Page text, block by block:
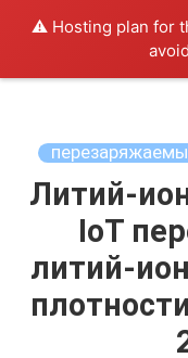
⚠️ Hosting plan for
ПРОДУКТЫ
НАС
Copyright
Reserved.
Литий-
IoT
литий-